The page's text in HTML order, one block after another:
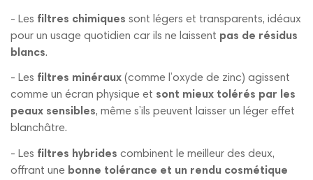
- Les filtres chimiques sont légers et transparents, idéaux
pour un usage quotidien car ils ne laissent pas de résidus
blancs.
- Les filtres minéraux (comme l’oxyde de zinc) agissent
comme un écran physique et sont mieux tolérés par les
peaux sensibles, même s’ils peuvent laisser un léger effet
blanchâtre.
- Les filtres hybrides combinent le meilleur des deux,
offrant une bonne tolérance et un rendu cosmétique